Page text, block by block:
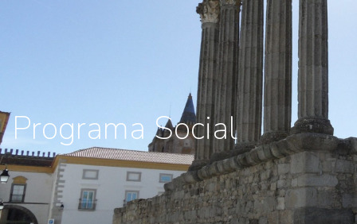
Programa Social